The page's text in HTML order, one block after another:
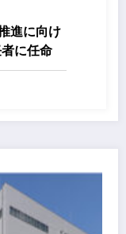
進に向け
に任命